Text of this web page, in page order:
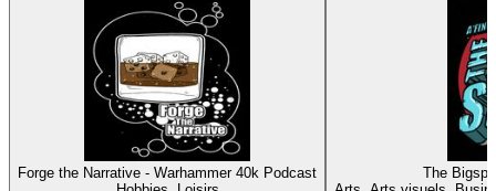
Forge the Narrative - Warhammer 40k Podcast
The